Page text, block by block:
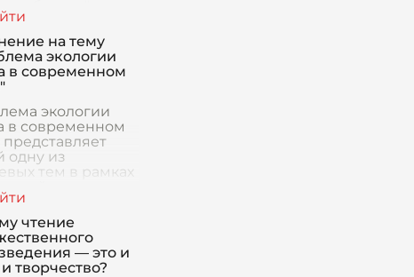
собой
сложным
чел
на тему
экологии
в современном
экологии
в современном
одну из
тем в рамках
наследия и
развитии
чтение
— это и
творчество?